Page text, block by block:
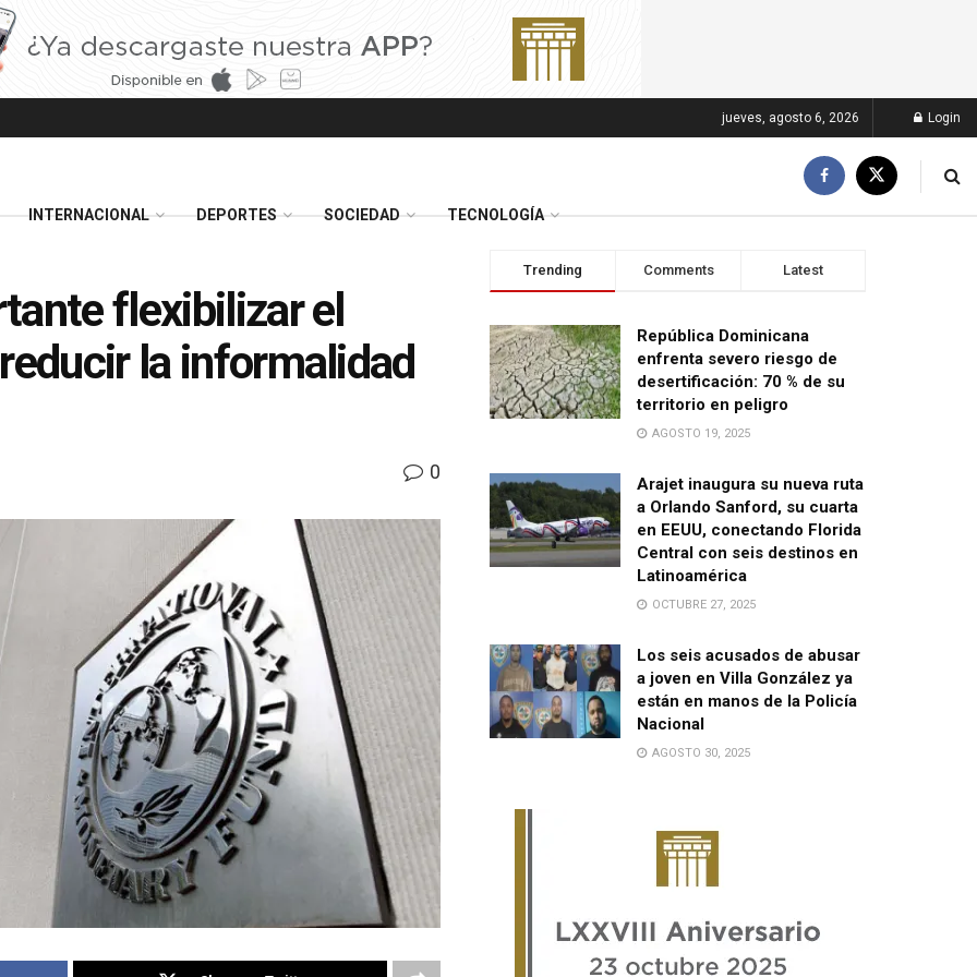
jueves, agosto 6, 2026 Login
INTERNACIONAL DEPORTES SOCIEDAD TECNOLOGÍA
flexibilizar el
la informalidad
0
Trending Comments Latest
República Dominicana
enfrenta severo riesgo de
desertificación: 70 % de su
territorio en peligro
AGOSTO 19, 2025
Arajet inaugura su nueva ruta
a Orlando Sanford, su cuarta
en EEUU, conectando Florida
Central con seis destinos en
Latinoamérica
OCTUBRE 27, 2025
Los seis acusados de abusar
a joven en Villa González ya
están en manos de la Policía
Nacional
AGOSTO 30, 2025